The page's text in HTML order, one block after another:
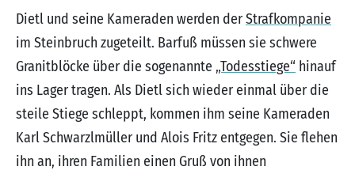
Dietl und seine Kameraden werden derStrafkompanie
im Steinbruch zugeteilt. Barfuß müssen sie schwere
Granitblöcke über die sogenannte „Todesstiege“ hinauf
ins Lager tragen. Als Dietl sich wieder einmal über die
steile Stiege schleppt, kommen ihm seine Kameraden
Karl Schwarzlmüller und Alois Fritz entgegen. Sie flehen
ihn an, ihren Familien einen Gruß von ihnen